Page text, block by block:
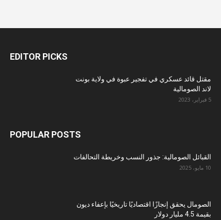
EDITOR PICKS
مقتل قائد عسكري في تفجير عبوة في ولاية بونت
لاند الصومالية
5 فبراير، 2023
POPULAR POSTS
القبائل الصومالية: جذور النسب وخريطة التحالفات
10 مايو، 2025
الصومال يحقق إنجازًا اقتصاديًا تاريخيًا بإعفاء ديون
بقيمة 4.5 مليار دولار